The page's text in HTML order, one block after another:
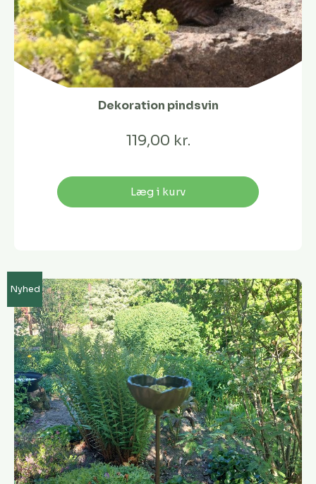
Dekoration pindsvin
119,00 kr.
Læg i kurv
Nyhed